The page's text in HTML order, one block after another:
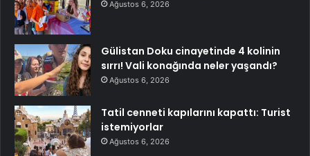
Ağustos 6, 2026
Gülistan Doku cinayetinde 4 kolinin
sırrı! Vali konağında neler yaşandı?
Ağustos 6, 2026
Tatil cenneti kapılarını kapattı: Turist
istemiyorlar
Ağustos 6, 2026